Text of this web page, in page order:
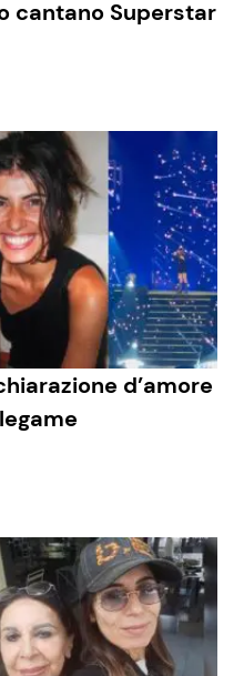
cantano Superstar
d’amore